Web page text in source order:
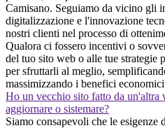
Camisano. Seguiamo da vicino gli
digitalizzazione e l'innovazione
nostri clienti nel processo di
Qualora ci fossero incentivi o
del tuo sito web o alle tue strategie
per sfruttarli al meglio,
massimizzando i benefici
Ho un vecchio sito fatto da un'altra
aggiornare o sistemare?
Siamo consapevoli che le esigenze